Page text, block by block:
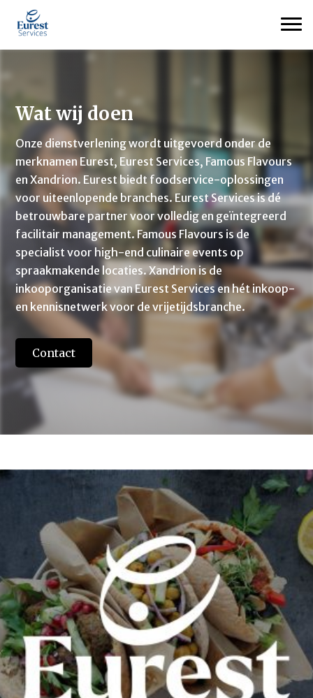
Wat wij doen
Onze dienstverlening wordt uitgevoerd onder de
merknamen Eurest, Eurest Services, Famous Flavours
en Xandrion. Eurest biedt foodservice-oplossingen
voor uiteenlopende branches. Eurest Services is dé
betrouwbare partner voor volledig en geïntegreerd
facilitair management. Famous Flavours is de
specialist voor high-end culinaire events op
spraakmakende locaties. Xandrion is de
inkooporganisatie van Eurest Services en hét inkoop-
en kennisnetwerk voor de vrijetijdsbranche.
Contact